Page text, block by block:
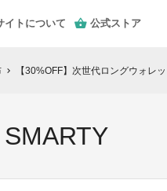
イトについて 公式ストア
chevron_right 【30%OFF】次世代ロングウォレ